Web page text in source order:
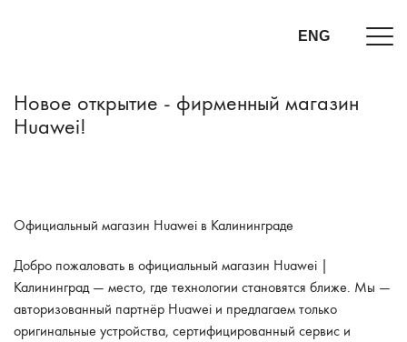
ENG
Новое открытие - фирменный магазин
Huawei!
Официальный магазин Huawei в Калининграде
Добро пожаловать в официальный магазин Huawei |
Калининград — место, где технологии становятся ближе. Мы —
авторизованный партнёр Huawei и предлагаем только
оригинальные устройства, сертифицированный сервис и